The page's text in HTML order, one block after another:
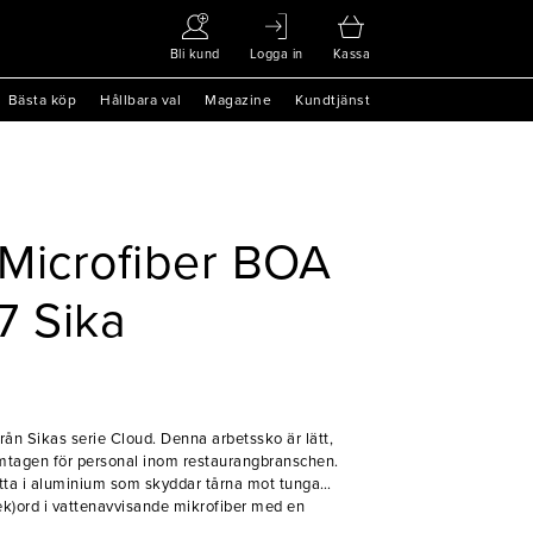
Bli kund Logga in Kassa
Bästa köp Hållbara val Magazine Kundtjänst
BOA
Sika
Sikas serie Cloud. Denna arbetssko är lätt,
för personal inom restaurangbranschen.
i aluminium som skyddar tårna mot tunga
i vattenavvisande mikrofiber med en